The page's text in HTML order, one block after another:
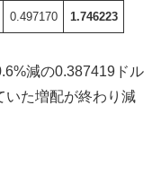
0.497170 1.746223
減の0.387419ドル
いた増配が終わり減